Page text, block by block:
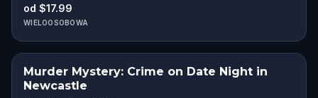
od $17.99
WIELOOSOBOWA
Murder Mystery: Crime on Date Night in
Newcastle